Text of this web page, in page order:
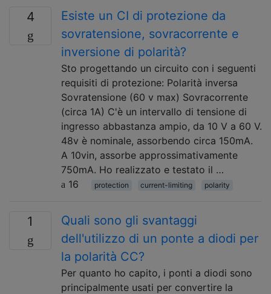
4
Esiste un CI di protezione da
sovratensione, sovracorrente e
inversione di polarità?
Sto progettando un circuito con i seguenti
requisiti di protezione: Polarità inversa
Sovratensione (60 v max) Sovracorrente
(circa 1A) C'è un intervallo di tensione di
ingresso abbastanza ampio, da 10 V a 60 V.
48v è nominale, assorbendo circa 150mA.
A 10vin, assorbe approssimativamente
750mA. Ho realizzato e testato il …
16
protection current-limiting polarity
1
Quali sono gli svantaggi
dell'utilizzo di un ponte a diodi per
la polarità CC?
Per quanto ho capito, i ponti a diodi sono
principalmente usati per convertire la